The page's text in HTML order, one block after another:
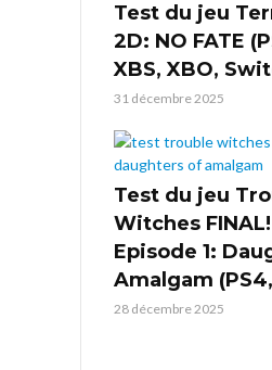
Test du jeu
2D: NO FATE
XBS, XBO,
31 décembre 2025
Test du jeu
Witches FINAL!
Episode 1:
Amalgam
28 décembre 2025